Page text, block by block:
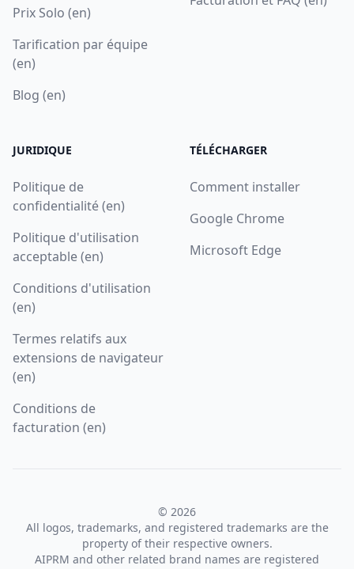
Prix Solo (en)
Tarification par équipe
(en)
Blog (en)
JURIDIQUE
Politique de
confidentialité (en)
Politique d'utilisation
acceptable (en)
Conditions d'utilisation
(en)
Termes relatifs aux
extensions de navigateur
(en)
Conditions de
facturation (en)
TÉLÉCHARGER
Comment installer
Google Chrome
Microsoft Edge
© 2026
All logos, trademarks, and registered trademarks are the
property of their respective owners.
AIPRM and other related brand names are registered